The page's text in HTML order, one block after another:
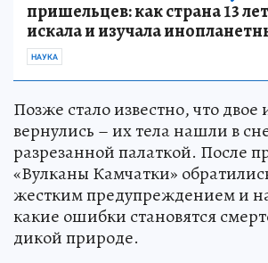
пришельцев: как страна 13
искала и изучала
НАУКА
Позже стало известно, что двое
вернулись – их тела нашли в
разрезанной палаткой. После
«Вулканы Камчатки»
жестким предупреждением и
какие ошибки становятся
дикой природе.